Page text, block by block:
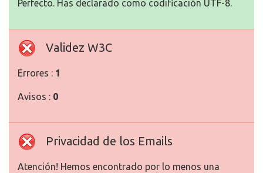
Perfecto. Has declarado como codificación UTF-8.
Validez W3C
Errores : 1
Avisos : 0
Privacidad de los Emails
Atención! Hemos encontrado por lo menos una